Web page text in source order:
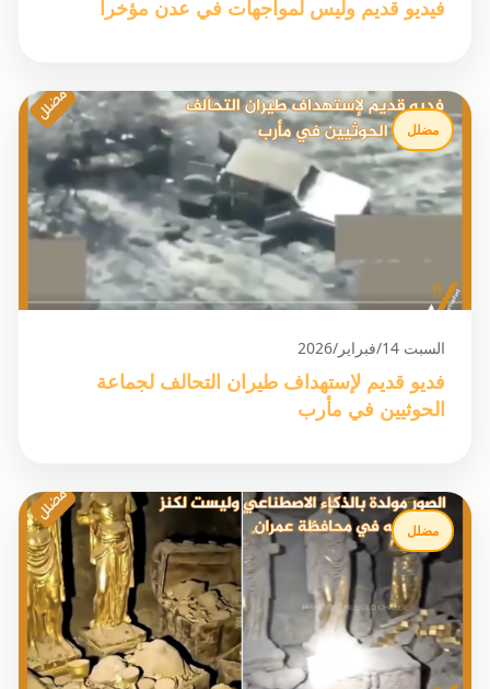
فيديو قديم وليس لمواجهات في عدن مؤخرا
مضلل
السبت 14/فبراير/2026
فديو قديم لإستهداف طيران التحالف لجماعة
الحوثيين في مأرب
مضلل